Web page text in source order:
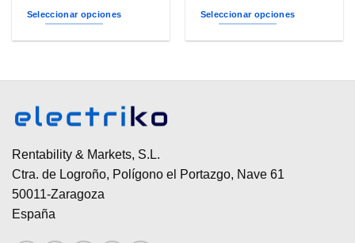
Seleccionar opciones
múltiples
Las
se
pueden
en
la
Seleccionar opciones
múltiples
elegir
Rentability & Markets, S.L.
Ctra. de Logroño, Polígono el Portazgo, Nave 61
50011-Zaragoza
España